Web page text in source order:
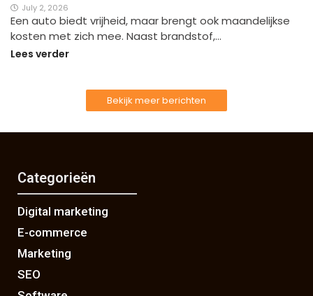
July 2, 2026
Een auto biedt vrijheid, maar brengt ook maandelijkse
kosten met zich mee. Naast brandstof,…
Lees verder
Bekijk meer berichten
Categorieën
Digital marketing
E-commerce
Marketing
SEO